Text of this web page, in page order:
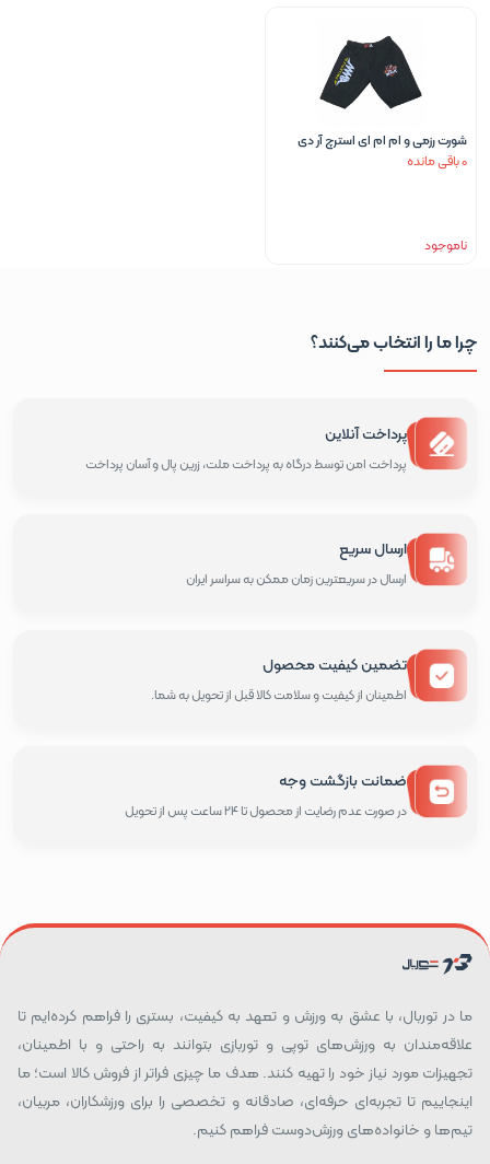
شورت رزمی و ام ام ای استرچ آر دی
ایکس
0 باقی مانده
ناموجود
چرا ما را انتخاب می‌کنند؟
پرداخت آنلاین
پرداخت امن توسط درگاه به پرداخت ملت، زرین پال و آسان پرداخت
ارسال سریع
ارسال در سریعترین زمان ممکن به سراسر ایران
تضمین کیفیت محصول
اطمینان از کیفیت و سلامت کالا قبل از تحویل به شما.
ضمانت بازگشت وجه
در صورت عدم رضایت از محصول تا 24 ساعت پس از تحویل
ما در توربال، با عشق به ورزش و تعهد به کیفیت، بستری را فراهم کرده‌ایم تا
علاقه‌مندان به ورزش‌های توپی و توربازی بتوانند به راحتی و با اطمینان،
تجهیزات مورد نیاز خود را تهیه کنند. هدف ما چیزی فراتر از فروش کالا است؛ ما
اینجاییم تا تجربه‌ای حرفه‌ای، صادقانه و تخصصی را برای ورزشکاران، مربیان،
تیم‌ها و خانواده‌های ورزش‌دوست فراهم کنیم.